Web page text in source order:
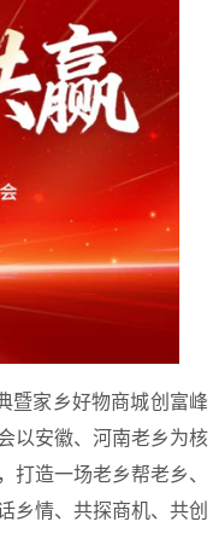
暨家乡好物商城创富峰
以安徽、河南老乡为核
造一场老乡帮老乡、
乡情、共探商机、共创